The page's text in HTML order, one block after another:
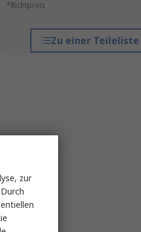
*Richtpreis
Zu einer
zur